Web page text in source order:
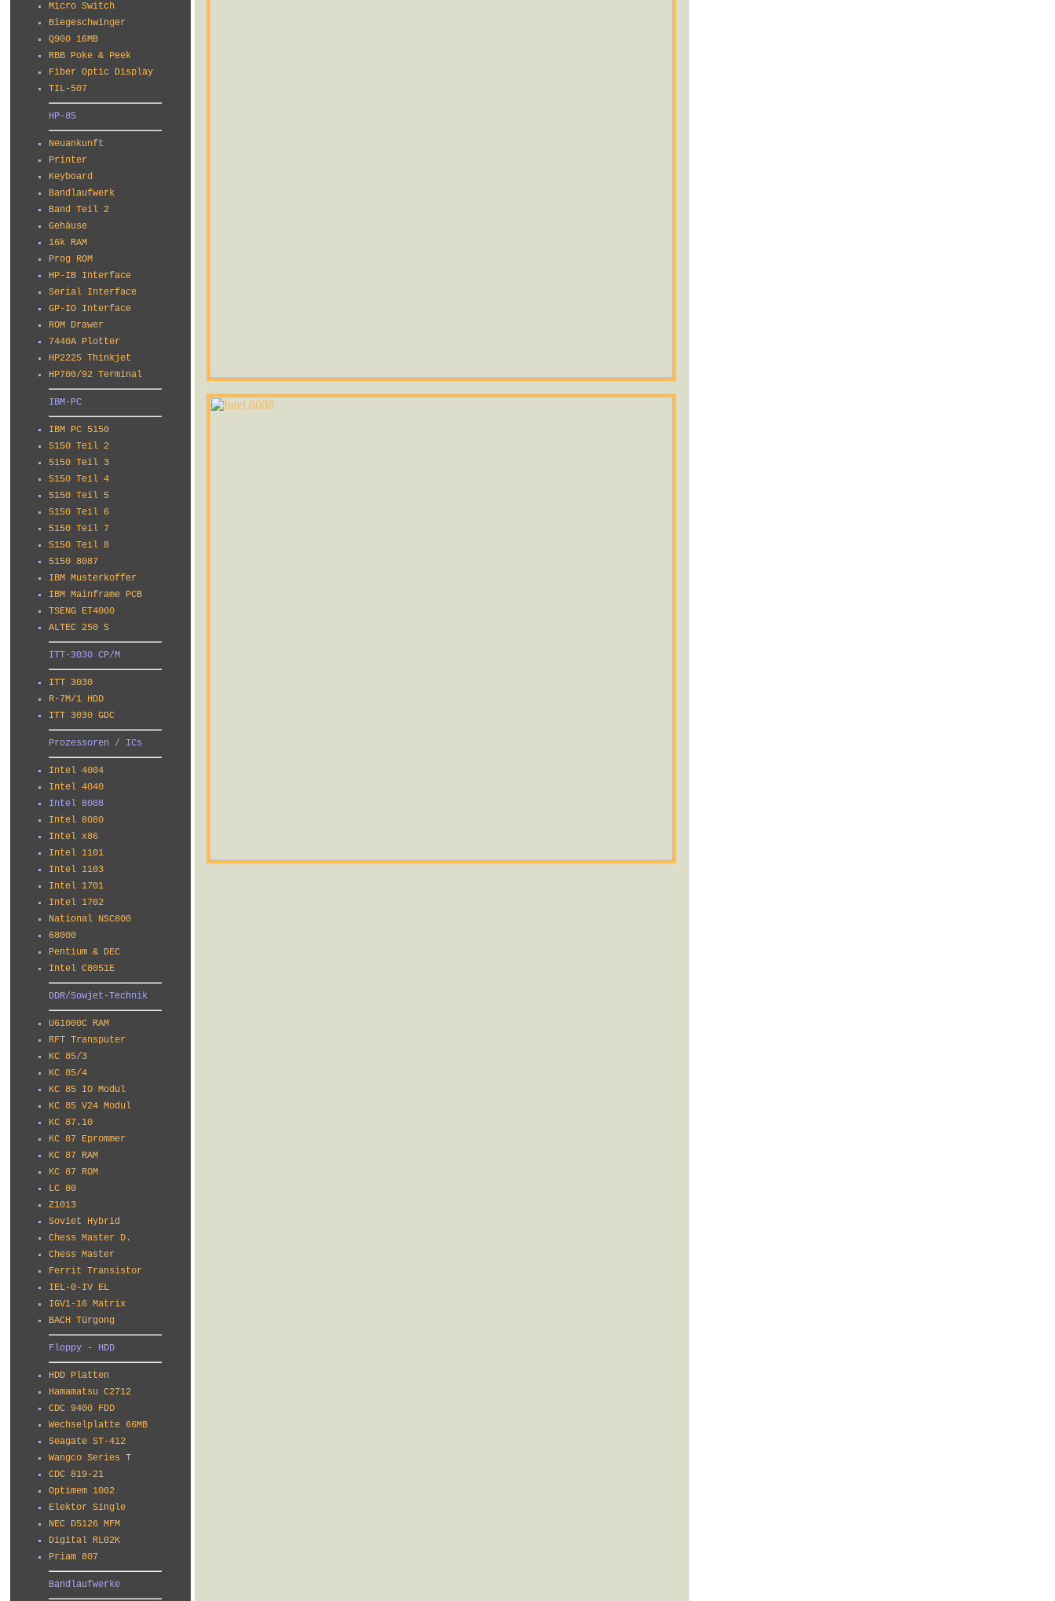
Micro Switch
Biegeschwinger
Q900 16MB
RBB Poke & Peek
Fiber Optic Display
TIL-507
HP-85
Neuankunft
Printer
Keyboard
Bandlaufwerk
Band Teil 2
Gehäuse
16k RAM
Prog ROM
HP-IB Interface
Serial Interface
GP-IO Interface
ROM Drawer
7440A Plotter
HP2225 Thinkjet
HP700/92 Terminal
IBM-PC
IBM PC 5150
5150 Teil 2
5150 Teil 3
5150 Teil 4
5150 Teil 5
5150 Teil 6
5150 Teil 7
5150 Teil 8
5150 8087
IBM Musterkoffer
IBM Mainframe PCB
TSENG ET4000
ALTEC 250 S
ITT-3030 CP/M
ITT 3030
R-7M/1 HDD
ITT 3030 GDC
Prozessoren / ICs
Intel 4004
Intel 4040
Intel 8008
Intel 8080
Intel x86
Intel 1101
Intel 1103
Intel 1701
Intel 1702
National NSC800
68000
Pentium & DEC
Intel C8051E
DDR/Sowjet-Technik
U61000C RAM
RFT Transputer
KC 85/3
KC 85/4
KC 85 IO Modul
KC 85 V24 Modul
KC 87.10
KC 87 Eprommer
KC 87 RAM
KC 87 ROM
LC 80
Z1013
Soviet Hybrid
Chess Master D.
Chess Master
Ferrit Transistor
IEL-0-IV EL
IGV1-16 Matrix
BACH Türgong
Floppy - HDD
HDD Platten
Hamamatsu C2712
CDC 9400 FDD
Wechselplatte 66MB
Seagate ST-412
Wangco Series T
CDC 819-21
Optimem 1002
Elektor Single
NEC D5126 MFM
Digital RL02K
Priam 807
Bandlaufwerke